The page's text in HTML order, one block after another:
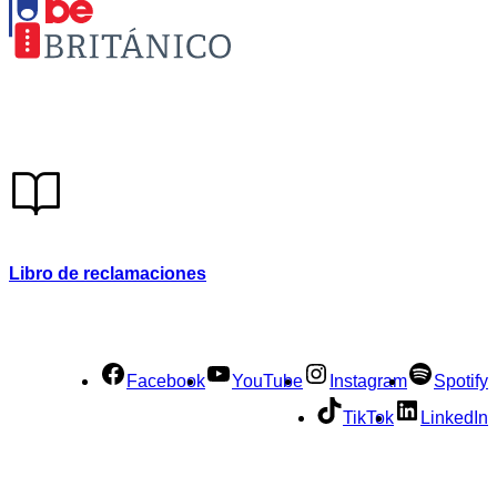
Embajador cultural
Convenios
Política de privacidad de datos
Mesa de partes
Libro de reclamaciones
Facebook YouTube Instagram
Spotify
TikTok
LinkedIn